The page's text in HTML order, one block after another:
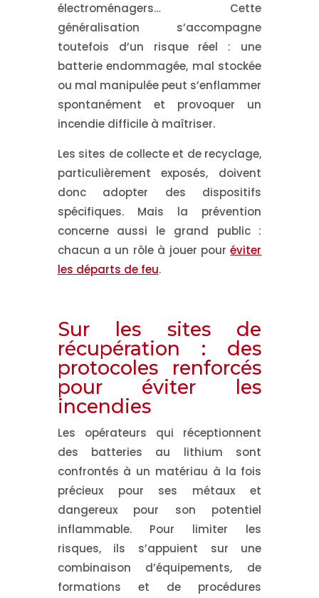
électroménagers… Cette
généralisation s’accompagne
toutefois d’un risque réel : une
batterie endommagée, mal stockée
ou mal manipulée peut s’enflammer
spontanément et provoquer un
incendie difficile à maîtriser.
Les sites de collecte et de recyclage,
particulièrement exposés, doivent
donc adopter des dispositifs
spécifiques. Mais la prévention
concerne aussi le grand public :
chacun a un rôle à jouer pouréviter
les départs de feu.
Sur les sites de
récupération : des
protocoles renforcés
pour éviter les
incendies
Les opérateurs qui réceptionnent
des batteries au lithium sont
confrontés à un matériau à la fois
précieux pour ses métaux et
dangereux pour son potentiel
inflammable. Pour limiter les
risques, ils s’appuient sur une
combinaison d’équipements, de
formations et de procédures